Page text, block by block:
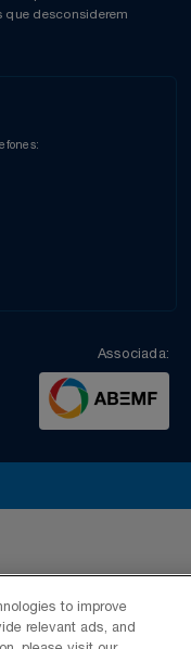
desconsiderem
Associada:
to improve
relevant ads, and